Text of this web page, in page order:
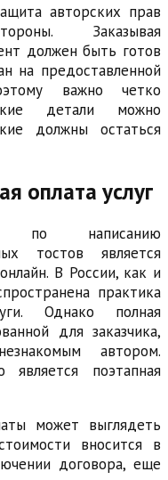
авторских прав
Заказывая
должен быть готов
на предоставленной
важно четко
детали можно
должны остаться
оплата услуг
по написанию
тостов является
В России, как и
практика
Однако полная
для заказчика,
автором.
поэтапная
может выглядеть
вносится в
договора, еще